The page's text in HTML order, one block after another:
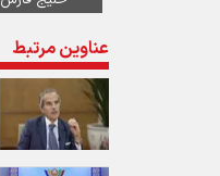
عناوین مرتبط